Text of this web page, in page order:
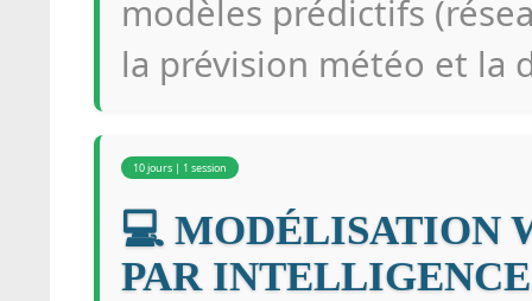
modèles prédictifs
la prévision météo et la
10 jours | 1 session
💻 MODÉLISATION
PAR